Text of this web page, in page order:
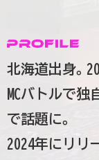
北海道出身。
MCバトルで
で話題に。
2024年にリリ